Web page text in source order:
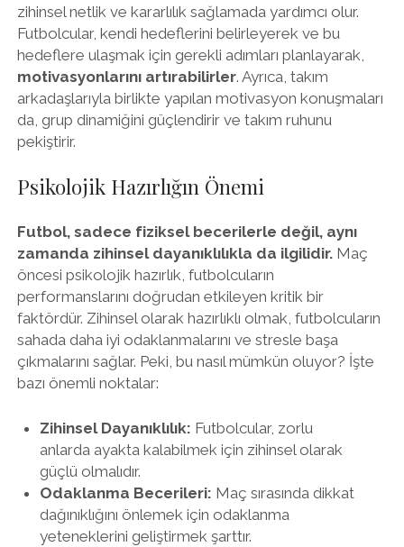
zihinsel netlik ve kararlılık sağlamada yardımcı olur.
Futbolcular, kendi hedeflerini belirleyerek ve bu
hedeflere ulaşmak için gerekli adımları planlayarak,
motivasyonlarını artırabilirler. Ayrıca, takım
arkadaşlarıyla birlikte yapılan motivasyon konuşmaları
da, grup dinamiğini güçlendirir ve takım ruhunu
pekiştirir.
Psikolojik Hazırlığın Önemi
Futbol, sadece fiziksel becerilerle değil, aynı
zamanda zihinsel dayanıklılıkla da ilgilidir.Maç
öncesi psikolojik hazırlık, futbolcuların
performanslarını doğrudan etkileyen kritik bir
faktördür. Zihinsel olarak hazırlıklı olmak, futbolcuların
sahada daha iyi odaklanmalarını ve stresle başa
çıkmalarını sağlar. Peki, bu nasıl mümkün oluyor? İşte
bazı önemli noktalar:
Zihinsel Dayanıklılık: Futbolcular, zorlu
anlarda ayakta kalabilmek için zihinsel olarak
güçlü olmalıdır.
Odaklanma Becerileri: Maç sırasında dikkat
dağınıklığını önlemek için odaklanma
yeteneklerini geliştirmek şarttır.